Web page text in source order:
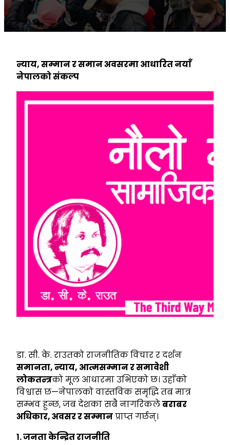
न्याय,सम्मान र समान अवसरमा आधारित नयाँ
नेपालको संकल्प
डा. सी. के. राउतको राजनीतिक विचार र दर्शन
समानता,न्याय, आत्मसम्मान र समावेशी
लोकतन्त्रको मूल आधारमा उभिएको छ। उहाँको
विश्वास छ—नेपालको वास्तविक समृद्धि तब मात्र
सम्भव हुन्छ, जब देशका सबै नागरिकलेबराबर
अधिकार,अवसर र सम्मानप्राप्त गर्छन्।
१. जनता केन्द्रित राजनीति